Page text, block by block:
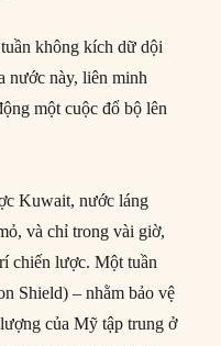
không kích dữ dội
nước này, liên minh
một cuộc đổ bộ lên
Kuwait, nước láng
và chỉ trong vài giờ,
chiến lược. Một tuần
Shield) – nhằm bảo vệ
của Mỹ tập trung ở